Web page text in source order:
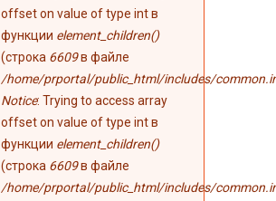
offset on value of type int в
функции element_children()
(строка 6609в файле
/home/prportal/public_html/includes/
Notice: Trying to access array
offset on value of type int в
функции element_children()
(строка 6609в файле
/home/prportal/public_html/includes/